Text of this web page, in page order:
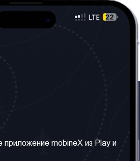
Правила и Условия
приложение mobineX из Play и